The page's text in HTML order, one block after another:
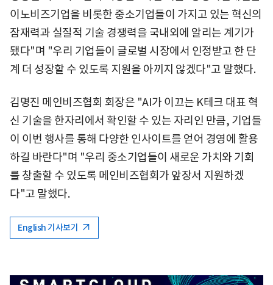
이노비즈기업을 비롯한 중소기업들이 가지고 있는 혁신의
잠재력과 실질적 기술 경쟁력을 국내외에 알리는 계기가
됐다"며 "우리 기업들이 글로벌 시장에서 인정받고 한 단
계 더 성장할 수 있도록 지원을 아끼지 않겠다"고 말했다.
김명진 메인비즈협회 회장은 "AI가 이끄는 K테크 대표 혁
신 기술을 한자리에서 확인할 수 있는 자리인 만큼, 기업들
이 이번 행사를 통해 다양한 인사이트를 얻어 경영에 활용
하길 바란다"며 "우리 중소기업들이 새로운 가치와 기회
를 창출할 수 있도록 메인비즈협회가 앞장서 지원하겠
다"고 말했다.
English 기사보기